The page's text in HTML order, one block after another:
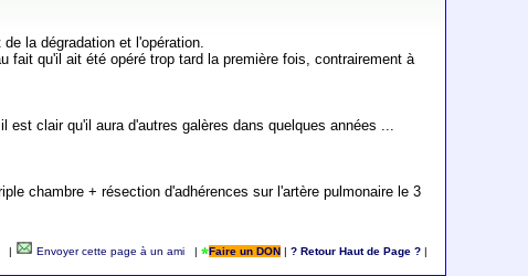
la dégradation et l'opération.
fait qu'il ait été opéré trop tard la première fois, contrairement à
est clair qu'il aura d'autres galères dans quelques années ...
chambre + résection d'adhérences sur l'artère pulmonaire le 3
Envoyer cette page à un ami| Faire un DON ? Retour Haut de Page ?|